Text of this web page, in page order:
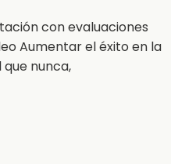
con evaluaciones
Aumentar el éxito en la
nunca,